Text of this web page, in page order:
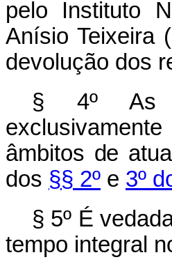
pelo Instituto
Anísio Teixeira
devolução dos
§ 4º As
âmbitos de
dos §§ 2º e 3º
§ 5º É
tempo integral